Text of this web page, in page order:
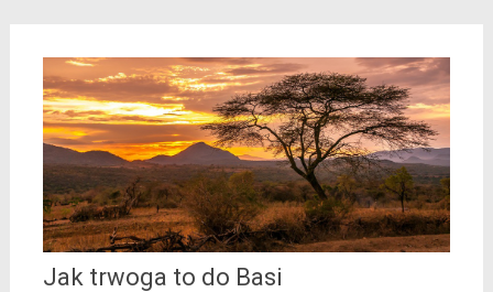
Jak trwoga to do Basi